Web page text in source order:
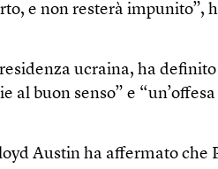
e non resterà impunito”,
ucraina, ha definito
al buon senso” e
Austin ha affermato che